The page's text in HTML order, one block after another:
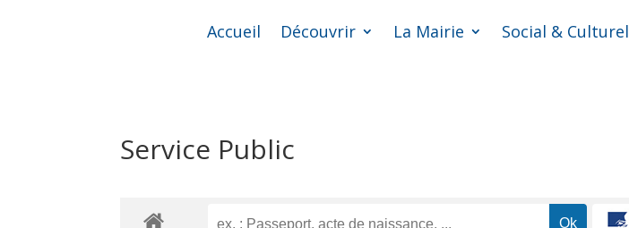
Accueil Découvrir La Mairie Social & Culturel
Service Public